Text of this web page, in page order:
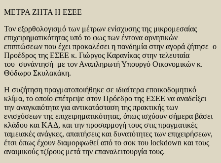
ΜΕΤΡΑ ΖΗΤΑ Η ΕΣΕΕ
Τον εξορθολογισμό των μέτρων ενίσχυσης της μικρομεσαίας
επιχειρηματικότητας υπό το φως των έντονα αρνητικών
επιπτώσεων που έχει προκαλέσει η πανδημία στην αγορά ζήτησε ο
Προέδρος της ΕΣΕΕ κ. Γιώργος Καρανίκας στην τελευταία
του συνάντησή με τον Αναπληρωτή Υπουργό Οικονομικών κ.
Θόδωρο Σκυλακάκη.
Η συζήτηση πραγματοποιήθηκε σε ιδιαίτερα εποικοδομητικό
κλίμα, το οποίο επέτρεψε στον Πρόεδρο της ΕΣΕΕ να αναδείξει
την αναγκαιότητα για αντικατάσταση της πρακτικής των
ενισχύσεων της επιχειρηματικότητας, όπως ισχύουν σήμερα βάσει
κλάδου και ΚΑΔ, και την προσαρμογή τους στις πραγματικές
ταμειακές ανάγκες, απαιτήσεις και δυνατότητες των επιχειρήσεων,
έτσι όπως έχουν διαμορφωθεί από το σοκ του lockdown και τους
αναιμικούς τζίρους μετά την επαναλειτουργία τους.